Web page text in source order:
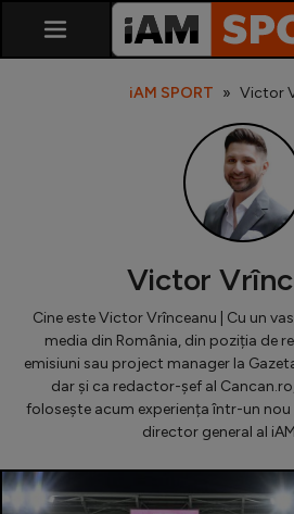
SuperLiga
Liga 2
Cupa României
Echipa Națională
iAM SPORT Victor
Victor
Cine este Victor Vrînceanu | Cu un
media din România, din poziția de
emisiuni sau project manager la
dar și ca redactor-șef al
folosește acum experiența într-un
director general al